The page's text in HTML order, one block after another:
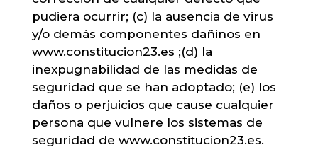
pudiera ocurrir; (c) la ausencia de virus
y/o demás componentes dañinos en
www.constitucion23.es ;(d) la
inexpugnabilidad de las medidas de
seguridad que se han adoptado; (e) los
daños o perjuicios que cause cualquier
persona que vulnere los sistemas de
seguridad de www.constitucion23.es.